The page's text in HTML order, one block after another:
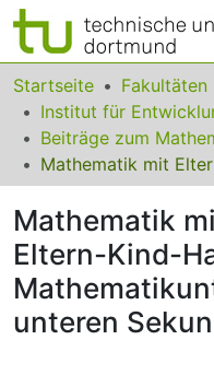
Bereiche & Sammlungen
Das gesamte
Statistiken
FAQ
Leitlinien
Zurück zur Startseite
Startseite Fakultäten
Mathematik
Eltern-Kind-
unteren